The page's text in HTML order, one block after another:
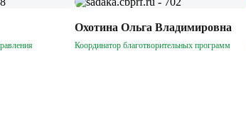
Охотина Ольга Владимировна
Координатор благотворительных программ